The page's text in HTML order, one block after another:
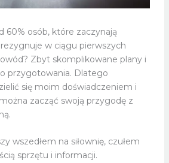
60% osób, które zaczynają
w ciągu pierwszych
Zbyt skomplikowane plany i
przygotowania. Dlatego
się moim doświadczeniem i
zacząć swoją przygodę z
wszedłem na siłownię, czułem
sprzętu i informacji.